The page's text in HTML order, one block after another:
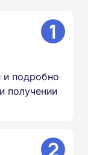
1
и подробно
получении
2